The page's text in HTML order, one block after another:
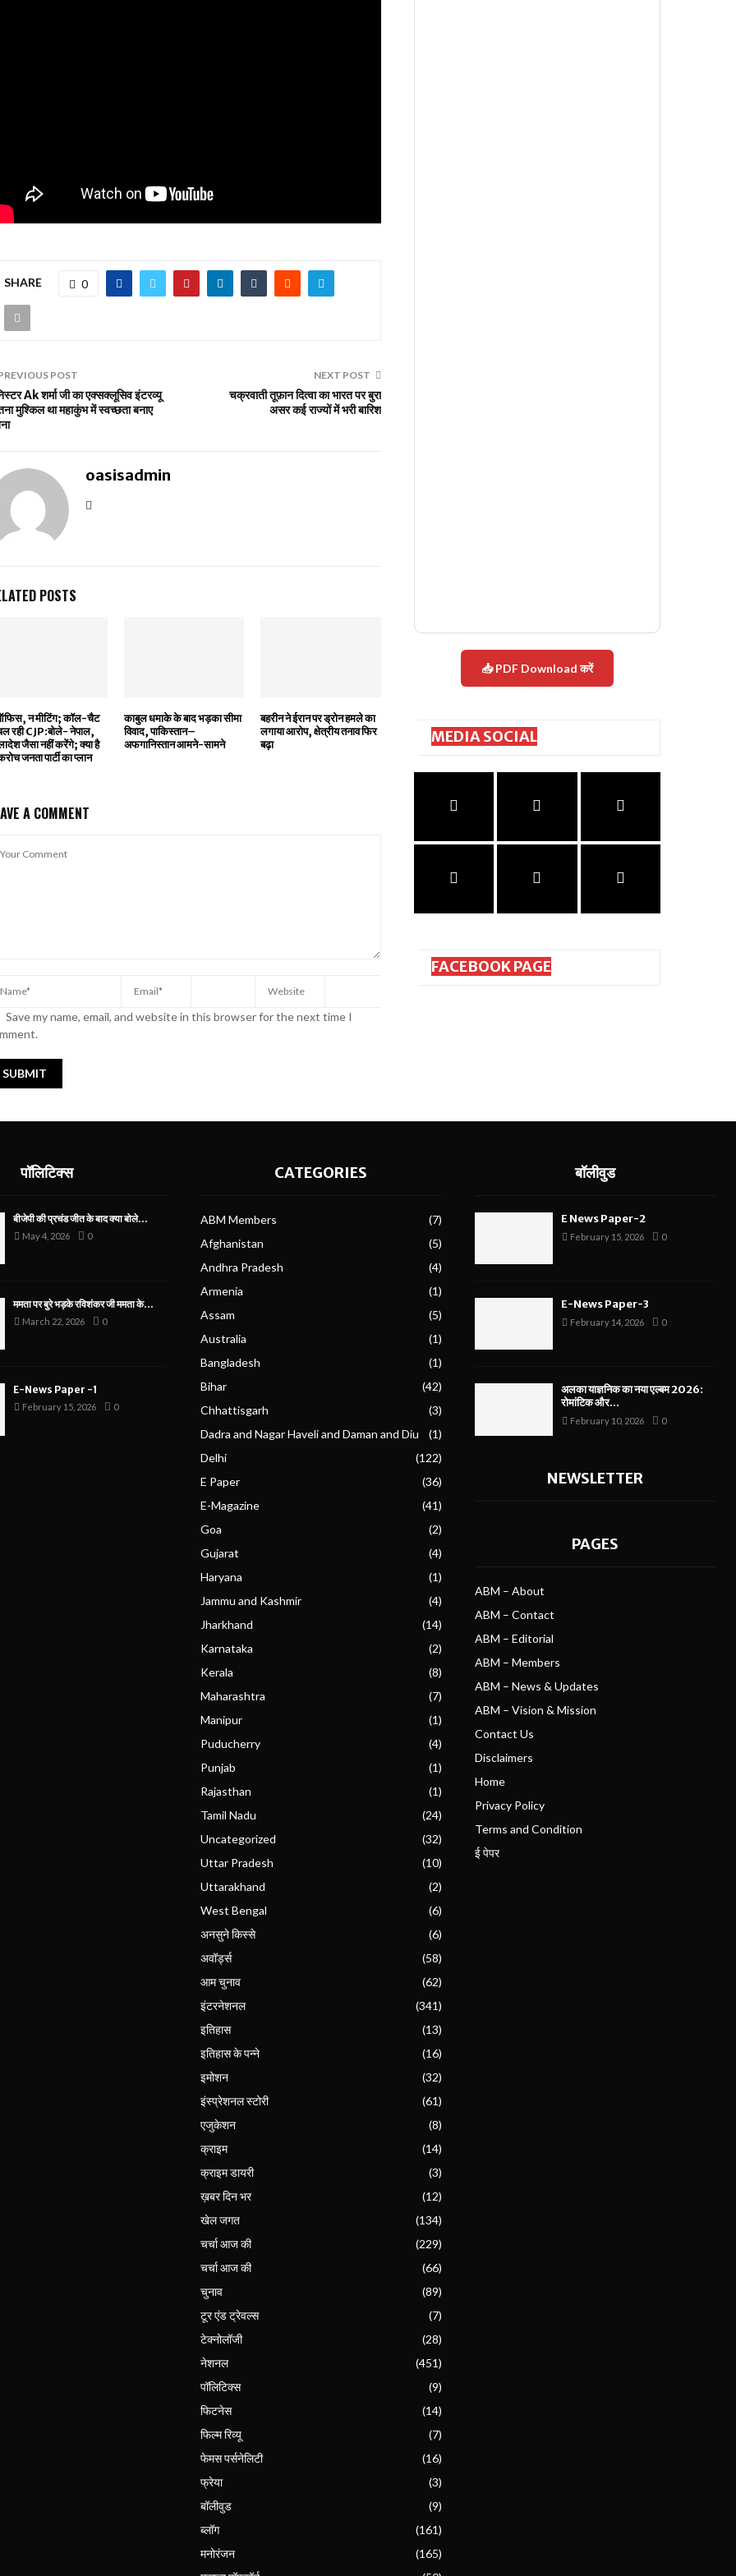
SHARE 0
POST
Ak शर्मा जी का एक्सक्लूसिव इंटरव्यू
मुश्किल था महाकुंभ में स्वच्छता बनाए
NEXT POST
चक्रवाती तूफ़ान दित्वा का भारत पर बुरा
असर कई राज्यों में भरी बारिश
oasisadmin
POSTS
न मीटिंग; कॉल-चैट
रही CJP:बोले- नेपाल,
जैसा नहीं करेंगे; क्या है
जनता पार्टी का प्लान
काबुल धमाके के बाद भड़का सीमा
विवाद, पाकिस्तान–
अफगानिस्तान आमने-सामने
बहरीन ने ईरान पर ड्रोन हमले का
लगाया आरोप, क्षेत्रीय तनाव फिर
बढ़ा
A COMMENT
Save my name, email, and website in this browser for the next time I
📥 PDF Download करें
MEDIA SOCIAL
FACEBOOK PAGE
पॉलिटिक्स
बीजेपी की प्रचंड जीत के बाद क्या बोले...
May 4, 2026 0
ममता पर बुरे भड़के रविशंकर जी ममता के...
March 22, 2026 0
E-News Paper -1
February 15, 2026 0
CATEGORIES
ABM Members
(7)
Afghanistan
(5)
Andhra Pradesh
(4)
Armenia
(1)
Assam
(5)
Australia
(1)
Bangladesh
(1)
Bihar
(42)
Chhattisgarh
(3)
Dadra and Nagar Haveli and Daman and Diu
(1)
Delhi
(122)
E Paper
(36)
E-Magazine
(41)
Goa
(2)
Gujarat
(4)
Haryana
(1)
Jammu and Kashmir
(4)
Jharkhand
(14)
Karnataka
(2)
Kerala
(8)
Maharashtra
(7)
Manipur
(1)
Puducherry
(4)
Punjab
(1)
Rajasthan
(1)
Tamil Nadu
(24)
Uncategorized
(32)
Uttar Pradesh
(10)
Uttarakhand
(2)
West Bengal
(6)
अनसुने किस्से
(6)
अवॉर्ड्स
(58)
आम चुनाव
(62)
इंटरनेशनल
(341)
इतिहास
(13)
इतिहास के पन्ने
(16)
इमोशन
(32)
इंस्प्रेशनल स्टोरी
(61)
एजुकेशन
(8)
क्राइम
(14)
क्राइम डायरी
(3)
ख़बर दिन भर
(12)
खेल जगत
(134)
चर्चा आज की
(229)
चर्चा आज की
(66)
चुनाव
(89)
टूर एंड ट्रेवल्स
(7)
टेक्नोलॉजी
(28)
नेशनल
(451)
पॉलिटिक्स
(9)
फिटनेस
(14)
फिल्म रिव्यू
(7)
फेमस पर्सनेलिटी
(16)
फ्रेया
(3)
बॉलीवुड
(9)
ब्लॉग
(161)
मनोरंजन
(165)
बॉलीवुड
E News Paper-2
February 15, 2026 0
E-News Paper-3
February 14, 2026 0
अलका याज्ञनिक का नया एल्बम 2026:
रोमांटिक और...
February 10, 2026 0
NEWSLETTER
PAGES
ABM – About
ABM – Contact
ABM – Editorial
ABM – Members
ABM – News & Updates
ABM – Vision & Mission
Contact Us
Disclaimers
Home
Privacy Policy
Terms and Condition
ई पेपर